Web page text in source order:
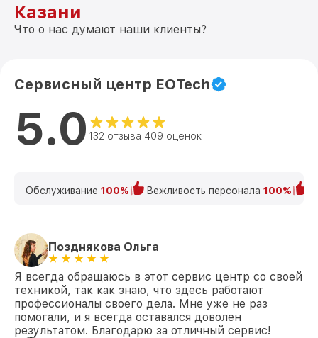
Казани
Что о нас думают наши клиенты?
Сервисный центр EOTech
5.0 132 отзыва 409 оценок
Обслуживание 100% Вежливость персонала 100%
Позднякова Ольга
Я всегда обращаюсь в этот сервис центр со своей
техникой, так как знаю, что здесь работают
профессионалы своего дела. Мне уже не раз
помогали, и я всегда оставался доволен
результатом. Благодарю за отличный сервис!